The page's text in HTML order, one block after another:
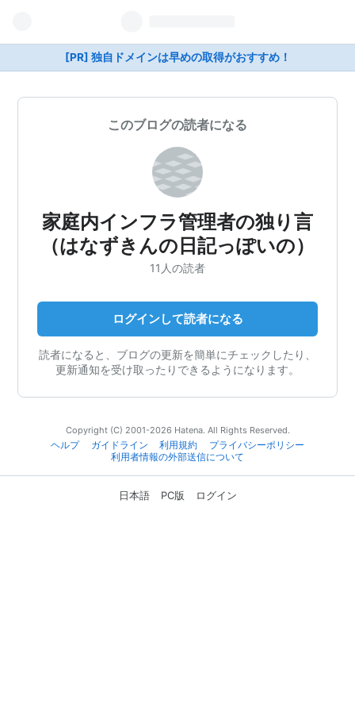
[PR] 独自ドメインは早めの取得がおすすめ！
このブログの読者になる
家庭内インフラ管理者の独り言
（はなずきんの日記っぽいの）
11人の読者
ログインして読者になる
読者になると、ブログの更新を簡単にチェックしたり、
更新通知を受け取ったりできるようになります。
Copyright (C) 2001-2026 Hatena. All Rights Reserved.
ヘルプ
ガイドライン 利用規約
プライバシーポリシー
利用者情報の外部送信について
日本語 PC版 ログイン